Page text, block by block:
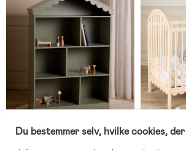
Du bestemmer selv, hvilke cookies,